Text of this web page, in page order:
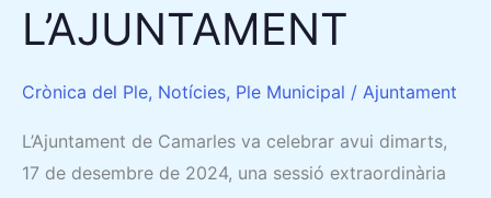
L’AJUNTAMENT
Crònica del Ple, Notícies, Ple Municipal / Ajuntament
L’Ajuntament de Camarles va celebrar avui dimarts,
17 de desembre de 2024, una sessió extraordinària